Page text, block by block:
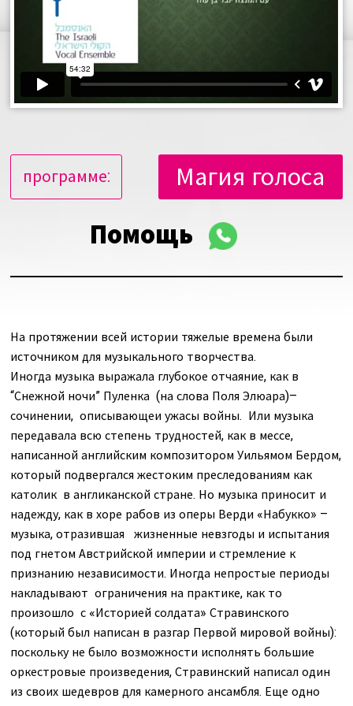
программе:
Помощь
Магия голоса
На протяжении всей истории тяжелые времена были
источником для музыкального творчества.
Иногда музыка выражала глубокое отчаяние, как в
“Снежной ночи” Пуленка (на слова Поля Элюара)–
сочинении, описывающеи ужасы войны. Или музыка
передавала всю степень трудностей, как в мессе,
написанной английским композитором Уильямом Бердом,
который подвергался жестоким преследованиям как
католик в англиканской стране. Но музыка приносит и
надежду, как в хоре рабов из оперы Верди «Набукко» –
музыка, отразившая жизненные невзгоды и испытания
под гнетом Австрийской империи и стремление к
признанию независимости. Иногда непростые периоды
накладывают ограничения на практике, как то
произошло с «Историей солдата» Стравинского
(который был написан в разгар Первой мировой войны):
поскольку не было возможности исполнять большие
оркестровые произведения, Стравинский написал один
из своих шедевров для камерного ансамбля. Еще одно